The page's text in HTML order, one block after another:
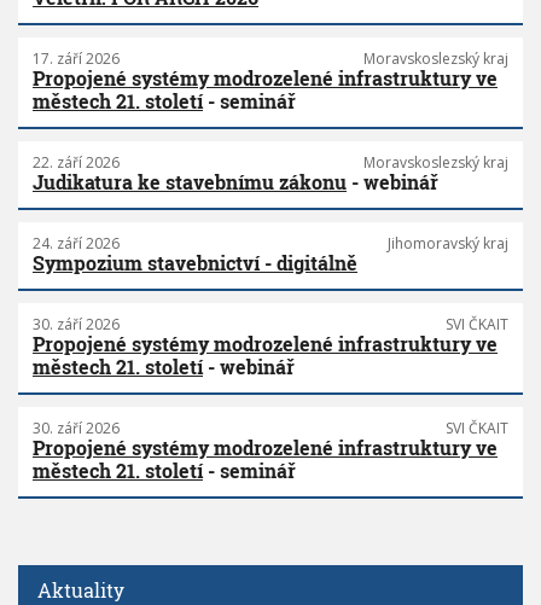
17. září 2026 Moravskoslezský kraj
Propojené systémy modrozelené infrastruktury ve
městech 21. století- seminář
22. září 2026 Moravskoslezský kraj
Judikatura ke stavebnímu zákonu - webinář
24. září 2026 Jihomoravský kraj
Sympozium stavebnictví - digitálně
30. září 2026 SVI ČKAIT
Propojené systémy modrozelené infrastruktury ve
městech 21. století- webinář
30. září 2026 SVI ČKAIT
Propojené systémy modrozelené infrastruktury ve
městech 21. století- seminář
Aktuality